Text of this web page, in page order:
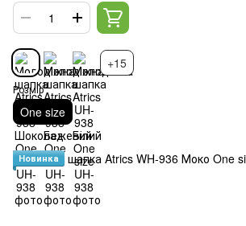
+15
Розмір
One size
Новинка